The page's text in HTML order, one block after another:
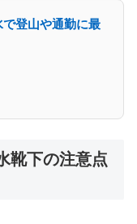
登山や通勤に最
靴下の注意点